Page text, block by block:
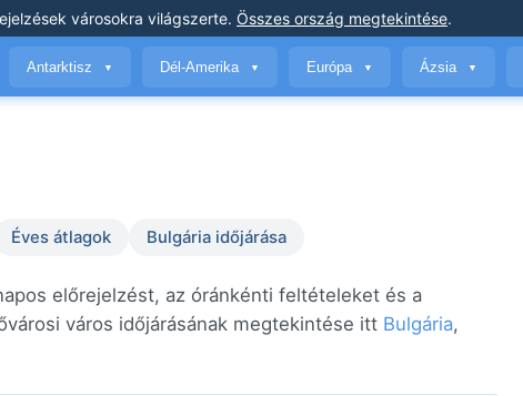
városokra világszerte. Összes ország megtekintése.
Antarktisz ▼ Dél-Amerika ▼ Európa ▼ Ázsia ▼
Éves átlagok Bulgária időjárása
előrejelzést, az óránkénti feltételeket és a
város időjárásának megtekintése itt Bulgária,